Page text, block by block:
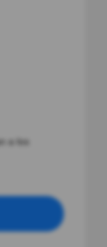
a los